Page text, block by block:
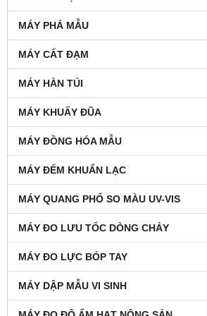
MÁY PHÁ MẪU
MÁY CẤT ĐẠM
MÁY HÀN TÚI
MÁY KHUẤY ĐŨA
MÁY ĐỒNG HÓA MẪU
MÁY ĐẾM KHUẨN LẠC
MÁY QUANG PHỔ SO MÀU UV-VIS
MÁY ĐO LƯU TỐC DÒNG CHẢY
MÁY ĐO LỰC BÓP TAY
MÁY DẬP MẪU VI SINH